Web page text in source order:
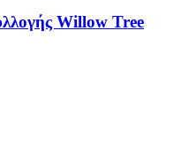
Willow Tree